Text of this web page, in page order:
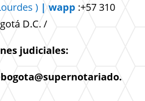
) | wapp :+57 310
D.C. /
judiciales: